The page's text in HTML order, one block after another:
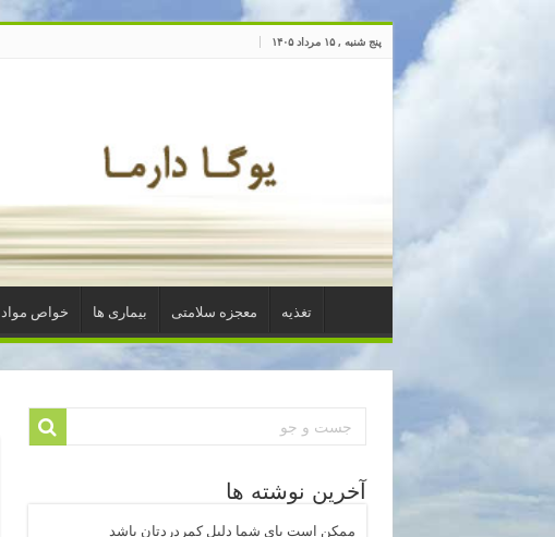
پنج شنبه , ۱۵ مرداد ۱۴۰۵
تغذیه معجزه سلامتی بیماری ها خواص مواد
آخرین نوشته ها
ممکن است پای شما دلیل کمردردتان باشد